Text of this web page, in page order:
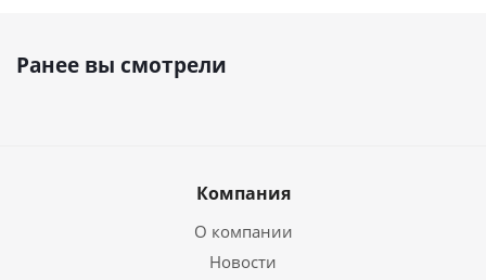
Ранее вы смотрели
Компания
О компании
Новости